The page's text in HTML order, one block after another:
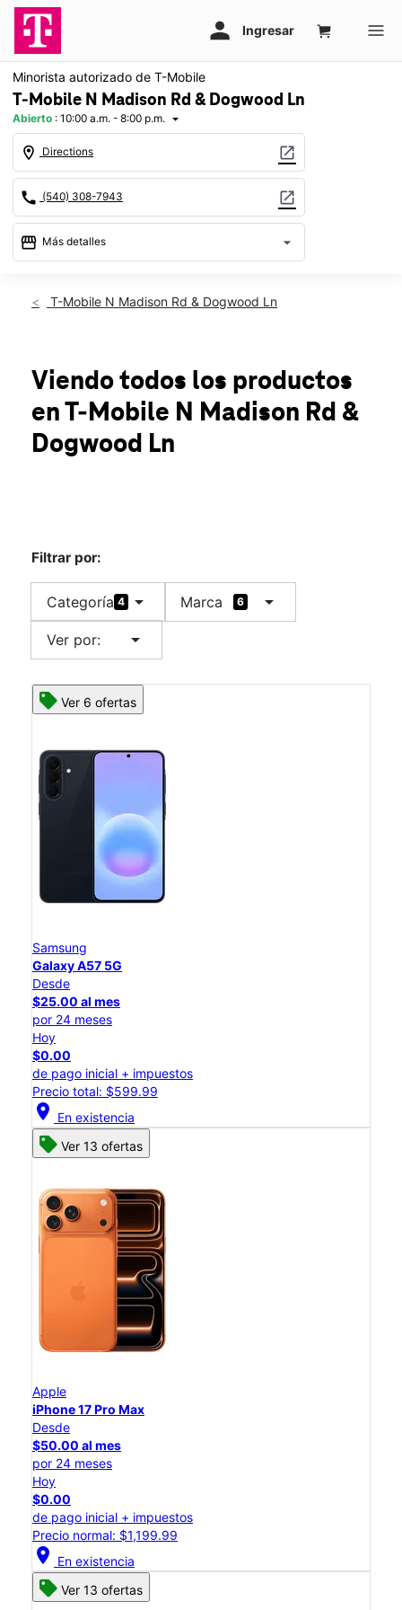
Minorista autorizado de T-Mobile
T-Mobile N Madison Rd & Dogwood Ln
Abierto : 10:00 a.m. - 8:00 p.m. arrow_drop_down
location_on Directions open_in_new
call (540) 308-7943 open_in_new
storefront Más detalles arrow_drop_down
Vie.:10:00 a.m. a 8:00 p.m.
Mar.:10:00 a.m. a 8:00 p.m.
Mié.:10:00 a.m. a 8:00 p.m.
Jue.: 10:00 a.m. a 8:00 p.m.
500 N Madison Rd Ste 561 Orange, VA 22960
T-Mobile N Madison Rd & Dogwood Ln
Viendo todos los productos
en T-Mobile N Madison Rd &
Dogwood Ln
Filtrar por:
Categoría 4 arrow_drop_down Marca 6 arrow_drop_down
Ver por: arrow_drop_down
Ver 6 ofertas
Samsung
Galaxy A57 5G
Desde
$25.00 al mes
por 24 meses
Hoy
$0.00
de pago inicial + impuestos
Precio total: $599.99
location_on En existencia
Ver 13 ofertas
Apple
iPhone 17 Pro Max
Desde
$50.00 al mes
por 24 meses
Hoy
$0.00
de pago inicial + impuestos
Precio normal: $1,199.99
location_on En existencia
Ver 13 ofertas